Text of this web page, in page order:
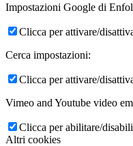
Impostazioni Google di
Clicca per attivare/
Cerca impostazioni:
Clicca per attivare/
Vimeo and Youtube video
Clicca per abilitare/
Altri cookies